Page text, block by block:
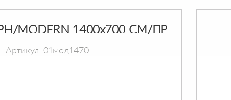
MODERN 1400х700 СМ/ПР
Артикул: 01мод1470